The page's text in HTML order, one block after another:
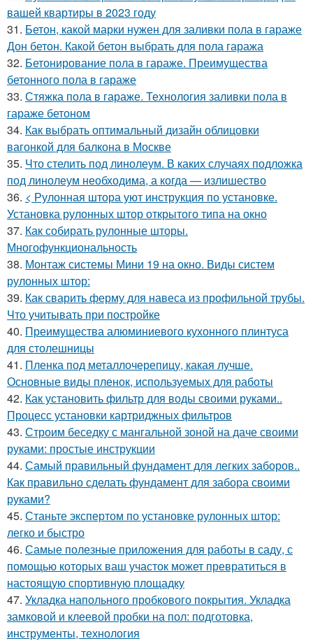
вашей квартиры в 2023 году
31. Бетон, какой марки нужен для заливки пола в гараже
Дон бетон. Какой бетон выбрать для пола гаража
32. Бетонирование пола в гараже. Преимущества
бетонного пола в гараже
33. Стяжка пола в гараже. Технология заливки пола в
гараже бетоном
34. Как выбрать оптимальный дизайн облицовки
вагонкой для балкона в Москве
35. Что стелить под линолеум. В каких случаях подложка
под линолеум необходима, а когда — излишество
36. < Рулонная штора уют инструкция по установке.
Установка рулонных штор открытого типа на окно
37. Как собирать рулонные шторы.
Многофункциональность
38. Монтаж системы Мини 19 на окно. Виды систем
рулонных штор:
39. Как сварить ферму для навеса из профильной трубы.
Что учитывать при постройке
40. Преимущества алюминиевого кухонного плинтуса
для столешницы
41. Пленка под металлочерепицу, какая лучше.
Основные виды пленок, используемых для работы
42. Как установить фильтр для воды своими руками..
Процесс установки картриджных фильтров
43. Строим беседку с мангальной зоной на даче своими
руками: простые инструкции
44. Самый правильный фундамент для легких заборов..
Как правильно сделать фундамент для забора своими
руками?
45. Станьте экспертом по установке рулонных штор:
легко и быстро
46. Самые полезные приложения для работы в саду, с
помощью которых ваш участок может превратиться в
настоящую спортивную площадку
47. Укладка напольного пробкового покрытия. Укладка
замковой и клеевой пробки на пол: подготовка,
инструменты, технология